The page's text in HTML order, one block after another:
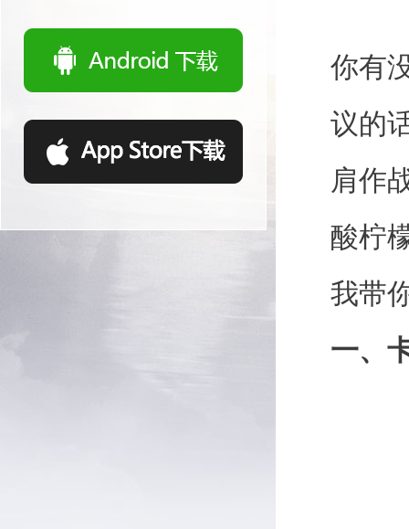
你有
议的
肩作
酸柠
我带
一、